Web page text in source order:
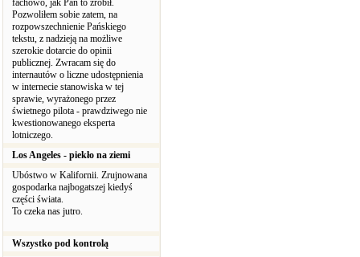
fachowo, jak Pan to zrobił.
Pozwoliłem sobie zatem, na
rozpowszechnienie Pańskiego
tekstu, z nadzieją na możliwe
szerokie dotarcie do opinii
publicznej. Zwracam się do
internautów o liczne udostępnienia
w internecie stanowiska w tej
sprawie, wyrażonego przez
świetnego pilota - prawdziwego nie
kwestionowanego eksperta
lotniczego.
Los Angeles - piekło na ziemi
Ubóstwo w Kalifornii. Zrujnowana
gospodarka najbogatszej kiedyś
części świata.
To czeka nas jutro.
Wszystko pod kontrolą